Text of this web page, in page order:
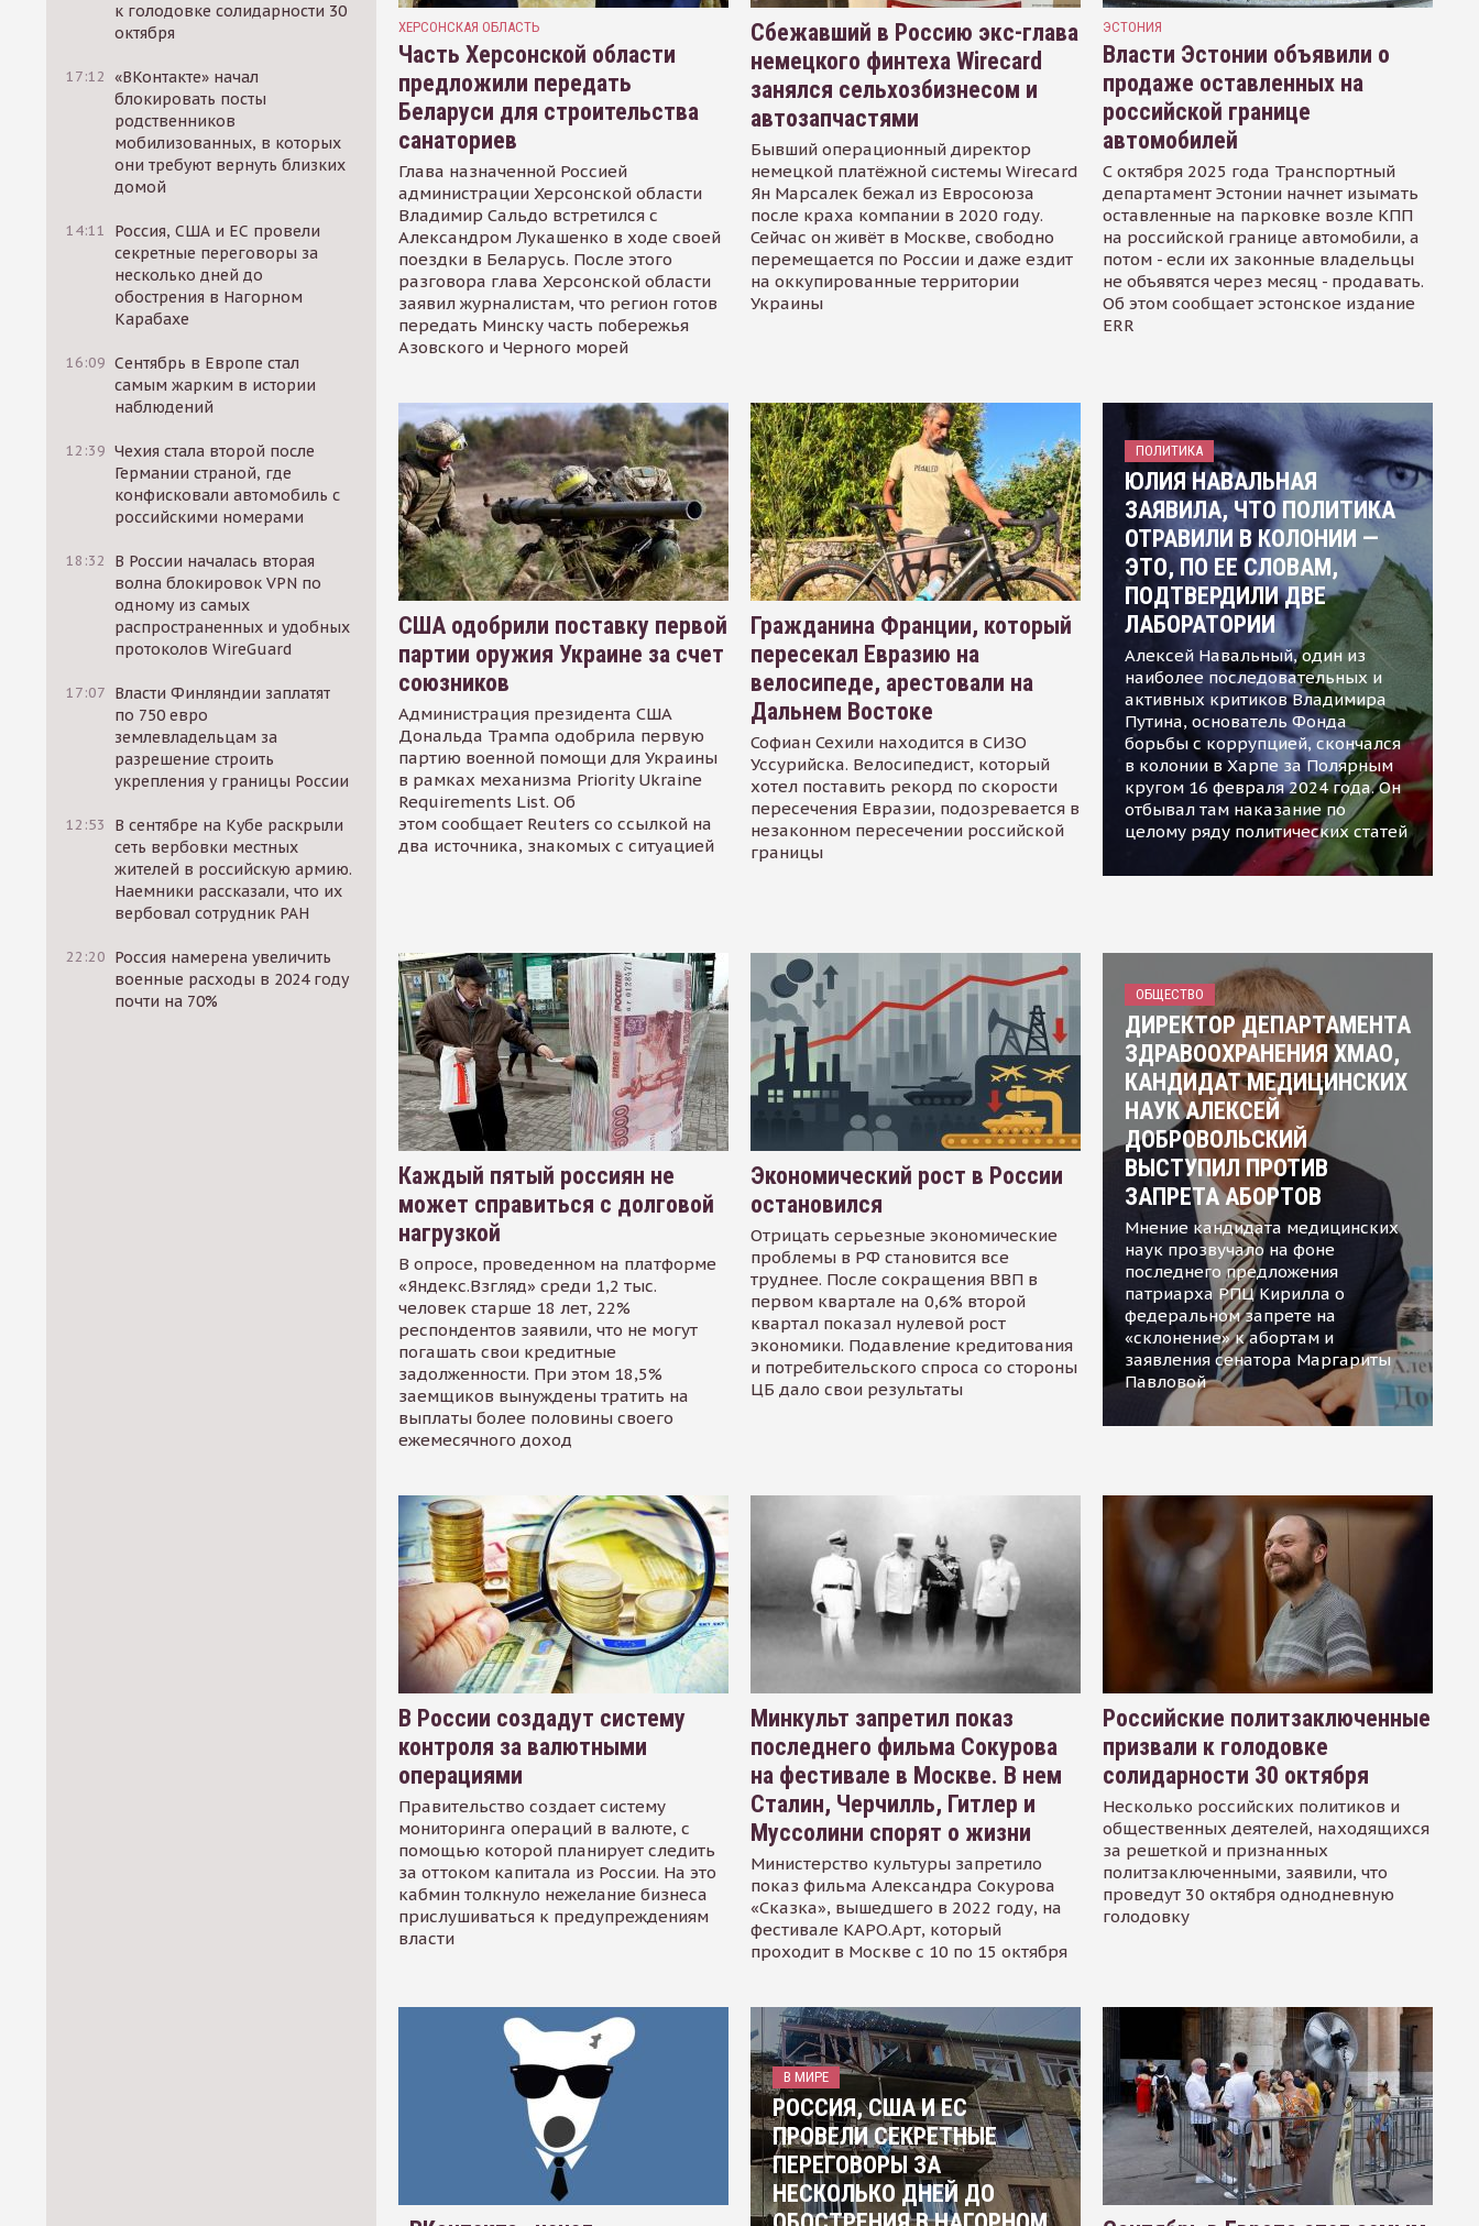
к голодовке солидарности 30
октября
17:12 «ВКонтакте» начал
блокировать посты
родственников
мобилизованных, в которых
они требуют вернуть близких
домой
14:11
Россия, США и ЕС провели
секретные переговоры за
несколько дней до
обострения в Нагорном
Карабахе
16:09 Сентябрь в Европе стал
самым жарким в истории
наблюдений
12:39 Чехия стала второй после
Германии страной, где
конфисковали автомобиль с
российскими номерами
18:32
В России началась вторая
волна блокировок VPN по
одному из самых
распространенных и удобных
протоколов WireGuard
17:07 Власти Финляндии заплатят
по 750 евро
землевладельцам за
разрешение строить
укрепления у границы России
12:53
В сентябре на Кубе раскрыли
сеть вербовки местных
жителей в российскую армию.
Наемники рассказали, что их
вербовал сотрудник РАН
22:20 Россия намерена увеличить
военные расходы в 2024 году
почти на 70%
ХЕРСОНСКАЯ ОБЛАСТЬ
Часть Херсонской области
предложили передать
Беларуси для строительства
санаториев
Глава назначенной Россией
администрации Херсонской области
Владимир Сальдо встретился с
Александром Лукашенко в ходе своей
поездки в Беларусь. После этого
разговора глава Херсонской области
заявил журналистам, что регион готов
передать Минску часть побережья
Азовского и Черного морей
Сбежавший в Россию экс-глава
немецкого финтеха Wirecard
занялся сельхозбизнесом и
автозапчастями
Бывший операционный директор
немецкой платёжной системы Wirecard
Ян Марсалек бежал из Евросоюза
после краха компании в 2020 году.
Сейчас он живёт в Москве, свободно
перемещается по России и даже ездит
на оккупированные территории
Украины
ЭСТОНИЯ
Власти Эстонии объявили о
продаже оставленных на
российской границе
автомобилей
С октября 2025 года Транспортный
департамент Эстонии начнет изымать
оставленные на парковке возле КПП
на российской границе автомобили, а
потом - если их законные владельцы
не объявятся через месяц - продавать.
Об этом сообщает эстонское издание
ERR
США одобрили поставку первой
партии оружия Украине за счет
союзников
Администрация президента США
Дональда Трампа одобрила первую
партию военной помощи для Украины
в рамках механизма Priority Ukraine
Requirements List. Об
этом сообщает Reuters со ссылкой на
два источника, знакомых с ситуацией
Гражданина Франции, который
пересекал Евразию на
велосипеде, арестовали на
Дальнем Востоке
Софиан Сехили находится в СИЗО
Уссурийска. Велосипедист, который
хотел поставить рекорд по скорости
пересечения Евразии, подозревается в
незаконном пересечении российской
границы
ПОЛИТИКА
ЮЛИЯ НАВАЛЬНАЯ
ЗАЯВИЛА, ЧТО ПОЛИТИКА
ОТРАВИЛИ В КОЛОНИИ —
ЭТО, ПО ЕЕ СЛОВАМ,
ПОДТВЕРДИЛИ ДВЕ
ЛАБОРАТОРИИ
Алексей Навальный, один из
наиболее последовательных и
активных критиков Владимира
Путина, основатель Фонда
борьбы с коррупцией, скончался
в колонии в Харпе за Полярным
кругом 16 февраля 2024 года. Он
отбывал там наказание по
целому ряду политических статей
Каждый пятый россиян не
может справиться с долговой
нагрузкой
В опросе, проведенном на платформе
«Яндекс.Взгляд» среди 1,2 тыс.
человек старше 18 лет, 22%
респондентов заявили, что не могут
погашать свои кредитные
задолженности. При этом 18,5%
заемщиков вынуждены тратить на
выплаты более половины своего
ежемесячного доход
Экономический рост в России
остановился
Отрицать серьезные экономические
проблемы в РФ становится все
труднее. После сокращения ВВП в
первом квартале на 0,6% второй
квартал показал нулевой рост
экономики. Подавление кредитования
и потребительского спроса со стороны
ЦБ дало свои результаты
ОБЩЕСТВО
ДИРЕКТОР ДЕПАРТАМЕНТА
ЗДРАВООХРАНЕНИЯ ХМАО,
КАНДИДАТ МЕДИЦИНСКИХ
НАУК АЛЕКСЕЙ
ДОБРОВОЛЬСКИЙ
ВЫСТУПИЛ ПРОТИВ
ЗАПРЕТА АБОРТОВ
Мнение кандидата медицинских
наук прозвучало на фоне
последнего предложения
патриарха РПЦ Кирилла о
федеральном запрете на
«склонение» к абортам и
заявления сенатора Маргариты
Павловой
В России создадут систему
контроля за валютными
операциями
Правительство создает систему
мониторинга операций в валюте, с
помощью которой планирует следить
за оттоком капитала из России. На это
кабмин толкнуло нежелание бизнеса
прислушиваться к предупреждениям
власти
Минкульт запретил показ
последнего фильма Сокурова
на фестивале в Москве. В нем
Сталин, Черчилль, Гитлер и
Муссолини спорят о жизни
Министерство культуры запретило
показ фильма Александра Сокурова
«Сказка», вышедшего в 2022 году, на
фестивале КАРО.Арт, который
проходит в Москве с 10 по 15 октября
Российские политзаключенные
призвали к голодовке
солидарности 30 октября
Несколько российских политиков и
общественных деятелей, находящихся
за решеткой и признанных
политзаключенными, заявили, что
проведут 30 октября однодневную
голодовку
В МИРЕ
РОССИЯ, США И ЕС
ПРОВЕЛИ СЕКРЕТНЫЕ
ПЕРЕГОВОРЫ ЗА
НЕСКОЛЬКО ДНЕЙ ДО